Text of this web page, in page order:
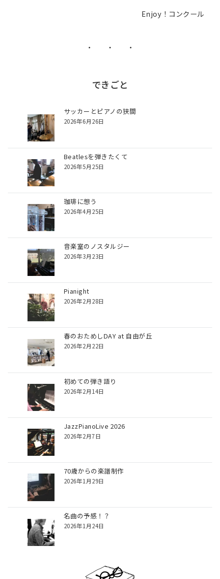
Enjoy！コンクール
・ ・ ・
できごと
サッカーとピアノの狭間
2026年6月26日
Beatlesを弾きたくて
2026年5月25日
珈琲に想う
2026年4月25日
音楽室のノスタルジー
2026年3月23日
Pianight
2026年2月28日
春のおためしDAY at 自由が丘
2026年2月22日
初めての弾き語り
2026年2月14日
JazzPianoLive 2026
2026年2月7日
70歳からの楽譜制作
2026年1月29日
名曲の予感！？
2026年1月24日